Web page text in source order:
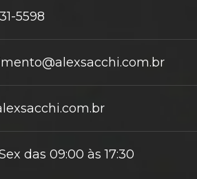
5598
das 09:00 às 17:30